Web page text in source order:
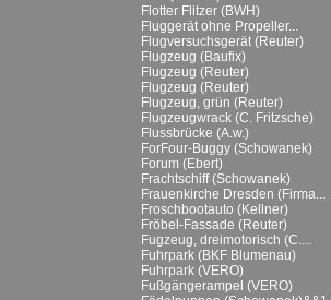
Flotter Flitzer (BWH)
Fluggerät ohne Propeller...
Flugversuchsgerät (Reuter)
Flugzeug (Baufix)
Flugzeug (Reuter)
Flugzeug (Reuter)
Flugzeug, grün (Reuter)
Flugzeugwrack (C. Fritzsche)
Flussbrücke (A.w.)
ForFour-Buggy (Schowanek)
Forum (Ebert)
Frachtschiff (Schowanek)
Frauenkirche Dresden (Firma...
Froschbootauto (Kellner)
Fröbel-Fassade (Reuter)
Fugzeug, dreimotorisch (C....
Fuhrpark (BKF Blumenau)
Fuhrpark (VERO)
Fußgängerampel (VERO)